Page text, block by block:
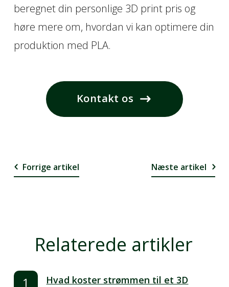
beregnet din personlige 3D print pris og
høre mere om, hvordan vi kan optimere din
produktion med PLA.
Kontakt os
Forrige artikel Næste artikel
Relaterede artikler
Hvad koster strømmen til et 3D